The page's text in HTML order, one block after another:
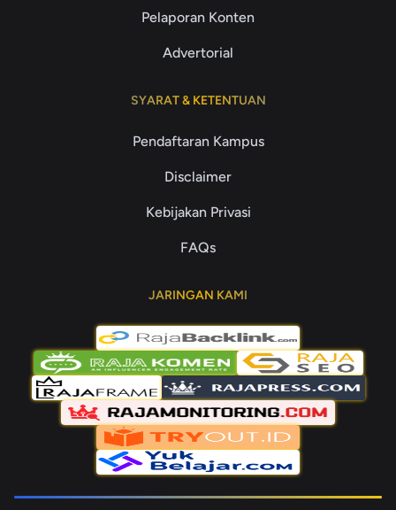
Pelaporan Konten
Advertorial
SYARAT & KETENTUAN
Pendaftaran Kampus
Disclaimer
Kebijakan Privasi
FAQs
JARINGAN KAMI